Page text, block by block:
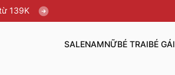
139K
SALENAMNỮBÉ TRAIBÉ GÁI